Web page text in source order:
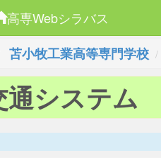
高専Webシラバス
苫小牧工業高等専門学校
通システム